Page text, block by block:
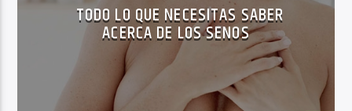
TODO LO QUE NECESITAS SABER
ACERCA DE LOS SENOS